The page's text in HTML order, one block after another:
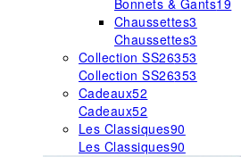
Bonnets & Gants19
Chaussettes3
Chaussettes3
Collection SS26353
Collection SS26353
Cadeaux52
Cadeaux52
Les Classiques90
Les Classiques90